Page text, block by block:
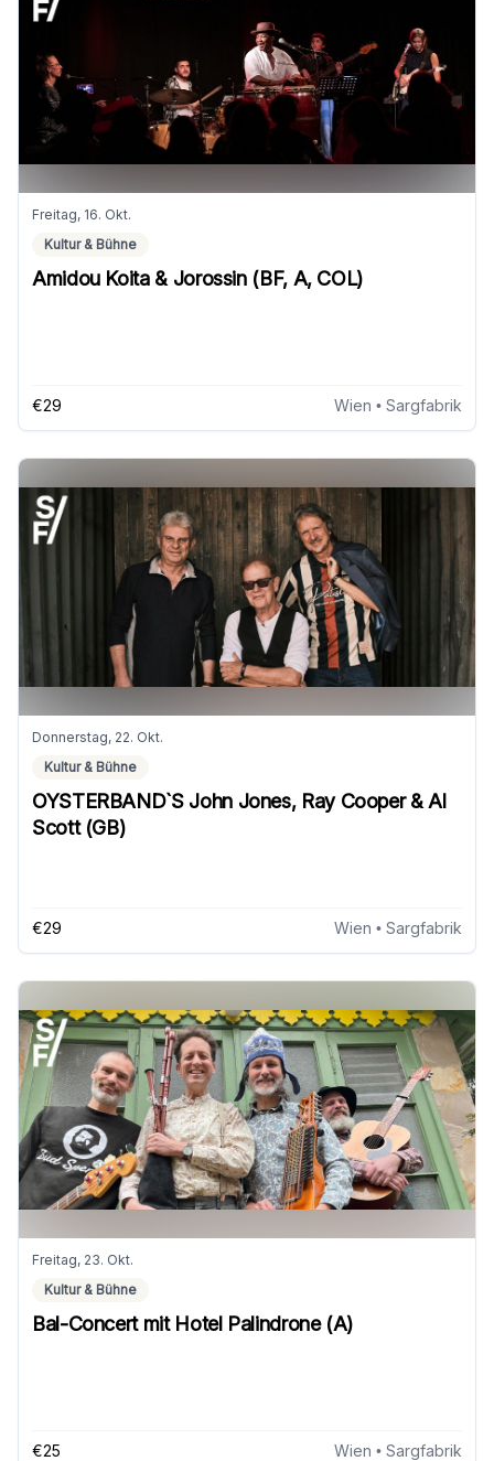
Freitag, 16. Okt.
Kultur & Bühne
Amidou Koita & Jorossin (BF, A, COL)
€29 Wien • Sargfabrik
Donnerstag, 22. Okt.
Kultur & Bühne
OYSTERBAND`S John Jones, Ray Cooper & Al
Scott (GB)
€29 Wien • Sargfabrik
Freitag, 23. Okt.
Kultur & Bühne
Bal-Concert mit Hotel Palindrone (A)
€25 Wien • Sargfabrik